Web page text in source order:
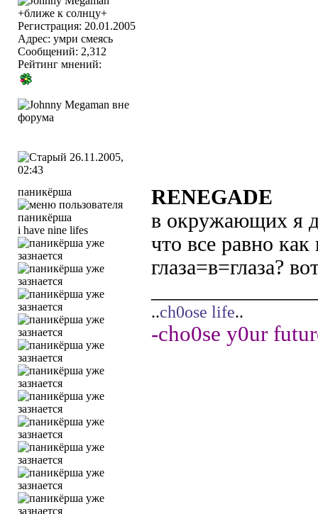
Регистрация: 20.01.2005
Адрес: умри смеясь
Сообщений: 2,312
Рейтинг мнений:
26.11.2005,
02:43
паникёрша
i have nine lifes
RENEGADE
в окружающих я
что все равно
глаза=в=глаза?
..ch0ose life..
-cho0se y0ur